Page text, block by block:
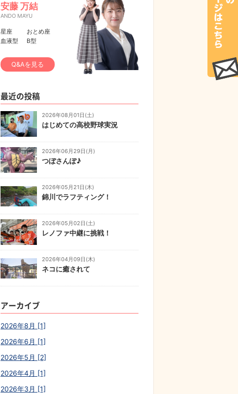
安藤 万結
ANDO MAYU
星座
おとめ座
血液型
B型
Q&Aを見る
最近の投稿
2026年08月01日(土)
はじめての高校野球実況
2026年06月29日(月)
つぼさんぽ♪
2026年05月21日(木)
錦川でラフティング！
2026年05月02日(土)
レノファ中継に挑戦！
2026年04月09日(木)
ネコに癒されて
アーカイブ
2026年8月 [1]
2026年6月 [1]
2026年5月 [2]
2026年4月 [1]
2026年3月 [1]